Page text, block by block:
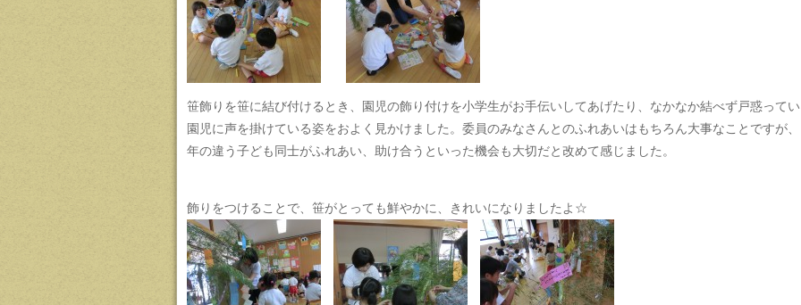
笹飾りを笹に結び付けるとき、園児の飾り付けを小学生がお手伝いしてあげたり、なかなか結べず戸惑って
園児に声を掛けている姿をおよく見かけました。委員のみなさんとのふれあいはもちろん大事なことですが、
年の違う子ども同士がふれあい、助け合うといった機会も大切だと改めて感じました。
飾りをつけることで、笹がとっても鮮やかに、きれいになりましたよ☆